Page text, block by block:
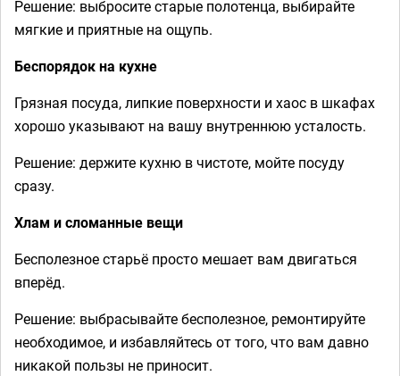
Решение: выбросите старые полотенца, выбирайте
мягкие и приятные на ощупь.
Беспорядок на кухне
Грязная посуда, липкие поверхности и хаос в шкафах
хорошо указывают на вашу внутреннюю усталость.
Решение: держите кухню в чистоте, мойте посуду
сразу.
Хлам и сломанные вещи
Бесполезное старьё просто мешает вам двигаться
вперёд.
Решение: выбрасывайте бесполезное, ремонтируйте
необходимое, и избавляйтесь от того, что вам давно
никакой пользы не приносит.